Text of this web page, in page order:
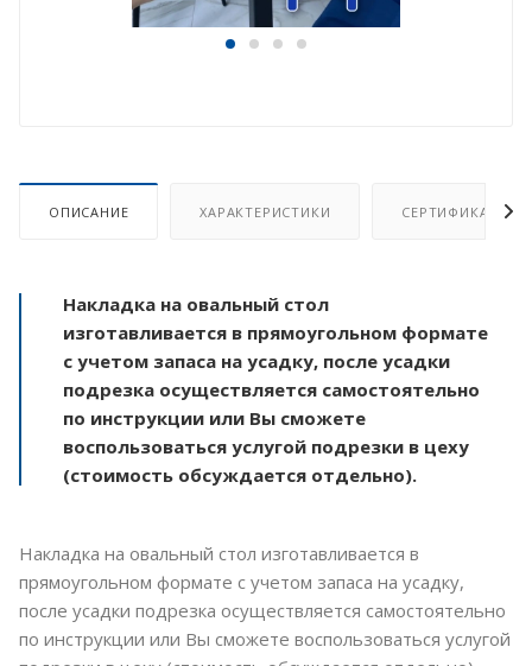
ОПИСАНИЕ ХАРАКТЕРИСТИКИ СЕРТИФИКАТ
Накладка на овальный стол
изготавливается в прямоугольном формате
с учетом запаса на усадку, после усадки
подрезка осуществляется самостоятельно
по инструкции или Вы сможете
воспользоваться услугой подрезки в цеху
(стоимость обсуждается отдельно).
Накладка на овальный стол изготавливается в
прямоугольном формате с учетом запаса на усадку,
после усадки подрезка осуществляется самостоятельно
по инструкции или Вы сможете воспользоваться услугой